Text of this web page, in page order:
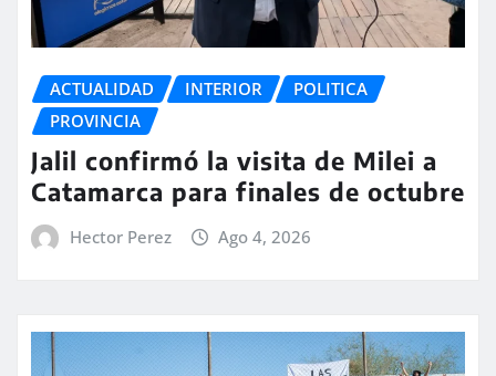
ACTUALIDAD INTERIOR
POLITICA
PROVINCIA
Jalil confirmó la visita de Milei a
Catamarca para finales de octubre
Hector Perez Ago 4, 2026